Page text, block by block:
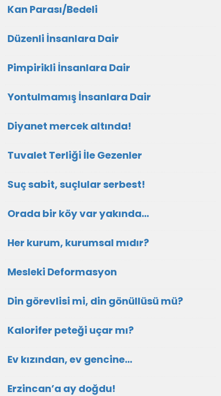
Kan Parası/Bedeli
Düzenli İnsanlara Dair
Pimpirikli İnsanlara Dair
Yontulmamış İnsanlara Dair
Diyanet mercek altında!
Tuvalet Terliği İle Gezenler
Suç sabit, suçlular serbest!
Orada bir köy var yakında...
Her kurum, kurumsal mıdır?
Mesleki Deformasyon
Din görevlisi mi, din gönüllüsü mü?
Kalorifer peteği uçar mı?
Ev kızından, ev gencine...
Erzincan’a ay doğdu!